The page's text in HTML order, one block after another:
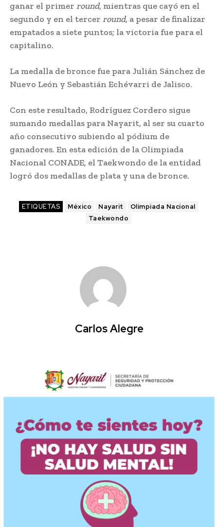
ganar el primer round, mientras que cayó en el
segundo y en el tercer round, a pesar de finalizar
empatados a siete puntos; la victoria fue para el
capitalino.
La medalla de bronce fue para Julián Sánchez de
Nuevo León y Sebastián Echévarri de Jalisco.
Con este resultado, Rodríguez Cordero sigue
sumando medallas para Nayarit, al ser su cuarto
año consecutivo subiendo al pódium de
ganadores. En esta edición de la Olimpiada
Nacional CONADE, el Taekwondo de la entidad
logró dos medallas de plata y una de bronce.
ETIQUETAS México Nayarit
Olimpiada Nacional
Taekwondo
Carlos Alegre